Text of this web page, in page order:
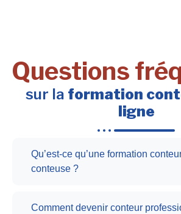
Questions
sur la formation
ligne
Qu’est-ce qu’une formation
conteuse ?
Comment devenir conteur